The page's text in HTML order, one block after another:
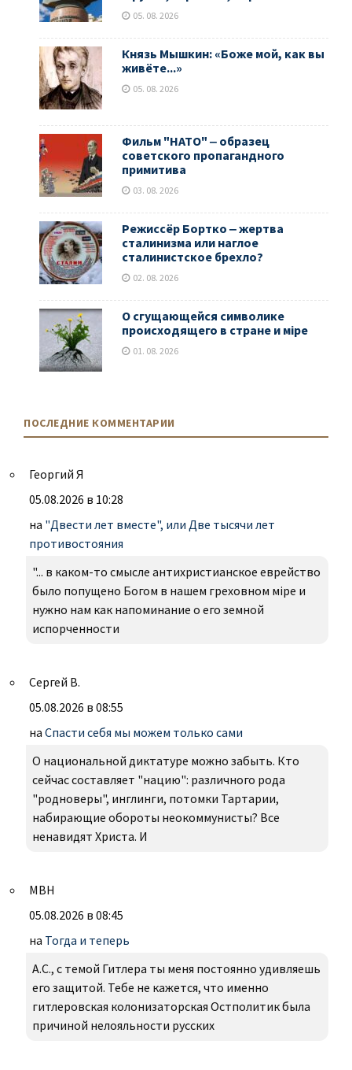
05. 08. 2026
Князь Мышкин: «Боже мой, как вы
живёте...»
05. 08. 2026
Фильм "НАТО" ‒ образец
советского пропагандного
примитива
03. 08. 2026
Режиссёр Бортко ‒ жертва
сталинизма или наглое
сталинистское брехло?
02. 08. 2026
О сгущающейся символике
происходящего в стране и мiре
01. 08. 2026
ПОСЛЕДНИЕ КОММЕНТАРИИ
Георгий Я
05.08.2026 в 10:28
на "Двести лет вместе", или Две тысячи лет
противостояния
"... в каком-то смысле антихристианское еврейство
было попущено Богом в нашем греховном міре и
нужно нам как напоминание о его земной
испорченности
Сергей В.
05.08.2026 в 08:55
на Спасти себя мы можем только сами
О национальной диктатуре можно забыть. Кто
сейчас составляет "нацию": различного рода
"родноверы", инглинги, потомки Тартарии,
набирающие обороты неокоммунисты? Все
ненавидят Христа. И
МВН
05.08.2026 в 08:45
на Тогда и теперь
А.С., с темой Гитлера ты меня постоянно удивляешь
его защитой. Тебе не кажется, что именно
гитлеровская колонизаторская Остполитик была
причиной нелояльности русских